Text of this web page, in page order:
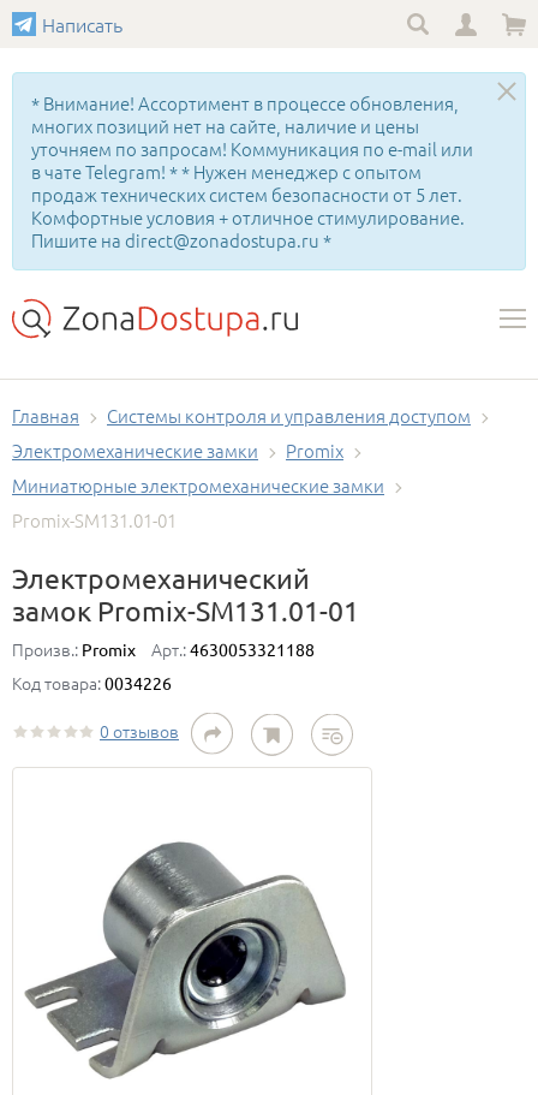
Написать
* Внимание! Ассортимент в процессе обновления,
многих позиций нет на сайте, наличие и цены
уточняем по запросам! Коммуникация по e-mail или
в чате Telegram! * * Нужен менеджер с опытом
продаж технических систем безопасности от 5 лет.
Комфортные условия + отличное стимулирование.
Пишите на direct@zonadostupa.ru *
Главная
Системы контроля и управления доступом
Электромеханические замки
Promix
Миниатюрные электромеханические замки
Promix-SM131.01-01
Электромеханический
замок Promix-SM131.01-01
Произв.: Promix Арт.:4630053321188
Код товара:0034226
0 отзывов